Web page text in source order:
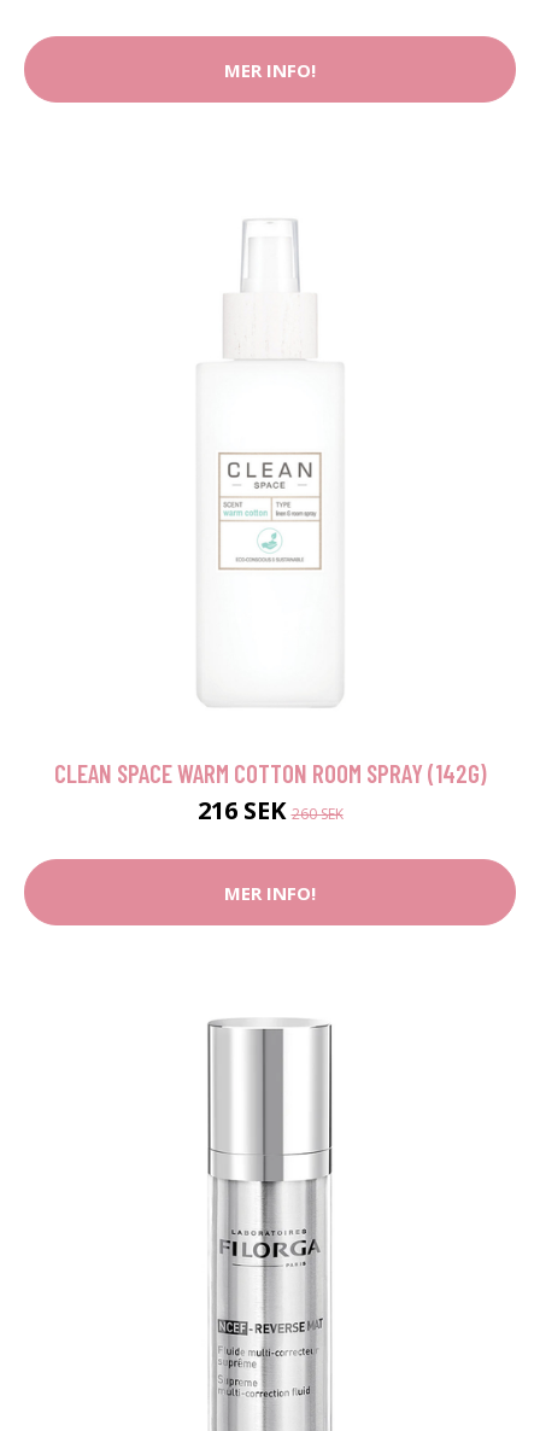
MER INFO!
CLEAN SPACE WARM COTTON ROOM SPRAY (142G)
216 SEK260 SEK
MER INFO!